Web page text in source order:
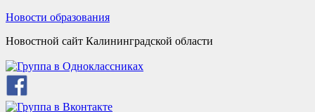
Skip
content
Новости образования
Новостной сайт Калининградской области